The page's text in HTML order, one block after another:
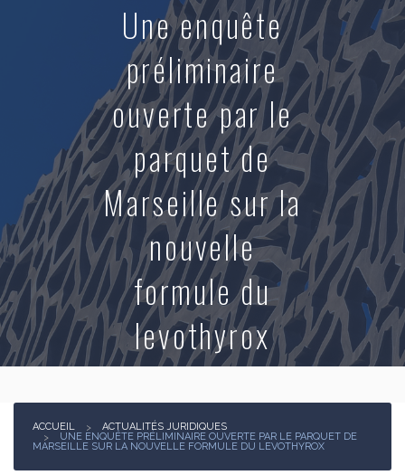
Honoraires
Notre équipe
Domaines de compétences
Actualités juridiques
Contact
Une enquête
préliminaire
ouverte par le
parquet de
Marseille sur la
nouvelle
formule du
levothyrox
ACCUEIL
ACTUALITÉS JURIDIQUES
UNE ENQUÊTE PRÉLIMINAIRE OUVERTE PAR LE PARQUET DE
MARSEILLE SUR LA NOUVELLE FORMULE DU LEVOTHYROX